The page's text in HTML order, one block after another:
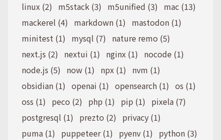
linux (2)
m5stack (3) m5unified (3)
mac (13)
mackerel (4)
markdown (1)
mastodon (1)
minitest (1)
mysql (7)
nature remo (5)
next.js (2)
nextui (1) nginx (1)
nocode (1)
node.js (5)
now (1) npx (1)
nvm (1)
obsidian (1) openai (1) opensearch (1) os (1)
oss (1)
peco (2) php (1) pip (1)
pixela (7)
postgresql (1)
prezto (2)
privacy (1)
puma (1)
puppeteer (1) pyenv (1)
python (3)